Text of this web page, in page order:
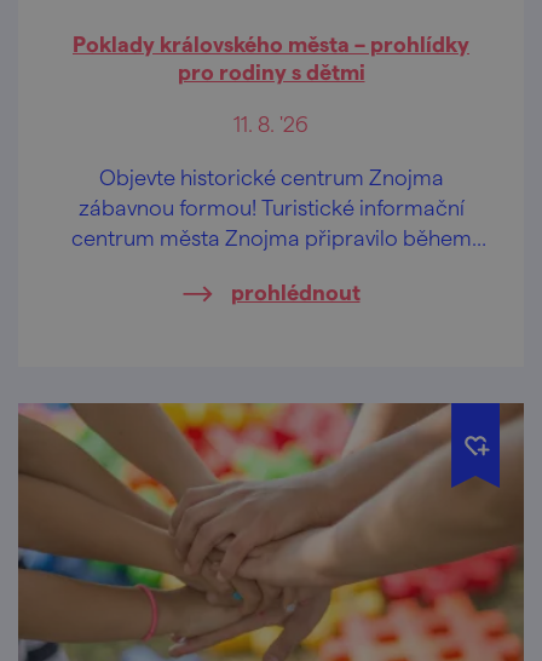
Poklady královského města – prohlídky
pro rodiny s dětmi
11. 8. '26
Objevte historické centrum Znojma
zábavnou formou! Turistické informační
centrum města Znojma připravilo během
prohlídky určené především rodinám s
prohlédnout